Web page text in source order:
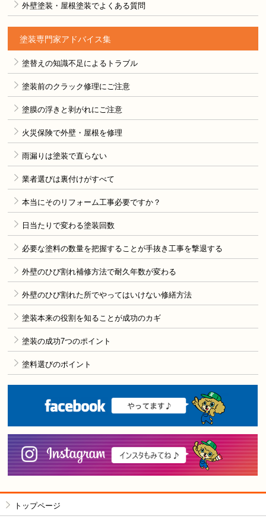
外壁塗装・屋根塗装でよくある質問
塗装専門家アドバイス集
塗替えの知識不足によるトラブル
塗装前のクラック修理にご注意
塗膜の浮きと剥がれにご注意
火災保険で外壁・屋根を修理
雨漏りは塗装で直らない
業者選びは裏付けがすべて
本当にそのリフォーム工事必要ですか？
日当たりで変わる塗装回数
必要な塗料の数量を把握することが手抜き工事を撃退する
外壁のひび割れ補修方法で耐久年数が変わる
外壁のひび割れた所でやってはいけない修繕方法
塗装本来の役割を知ることが成功のカギ
塗装の成功7つのポイント
塗料選びのポイント
トップページ